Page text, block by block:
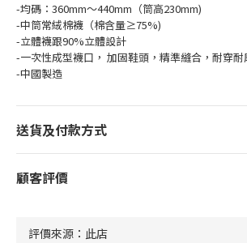
-均碼：360mm～440mm（筒高230mm)
-中筒常絨棉襪（棉含量≥75%)
-立體襪跟90%立體設計
-一次性成型襪口， 加固鞋頭，精準縫合，耐穿耐
-中國製造
送貨及付款方式
顧客評價